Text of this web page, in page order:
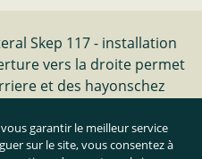
Skep 117 - installation
vers la droite permet
et des hayonschez
garantir le meilleur service
sur le site, vous consentez à